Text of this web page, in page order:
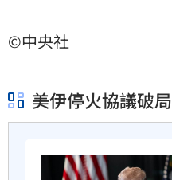
©中央社
美伊停火協議破局